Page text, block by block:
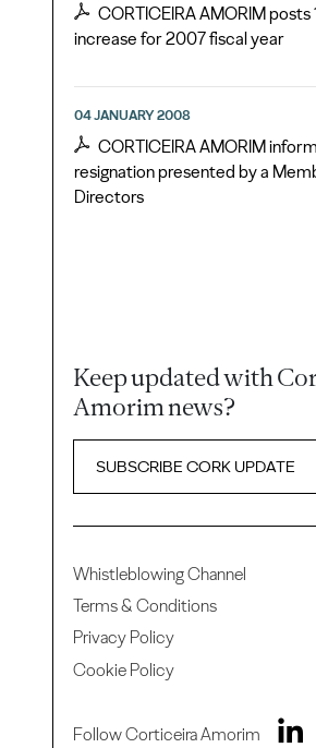
CORTICEIRA AMORIM posts
increase for 2007 fiscal year
04 JANUARY 2008
CORTICEIRA AMORIM
resignation presented by a
Directors
Keep updated with
Amorim news?
SUBSCRIBE CORK UPDATE
Whistleblowing Channel
Terms & Conditions
Privacy Policy
Cookie Policy
Follow Corticeira Amorim